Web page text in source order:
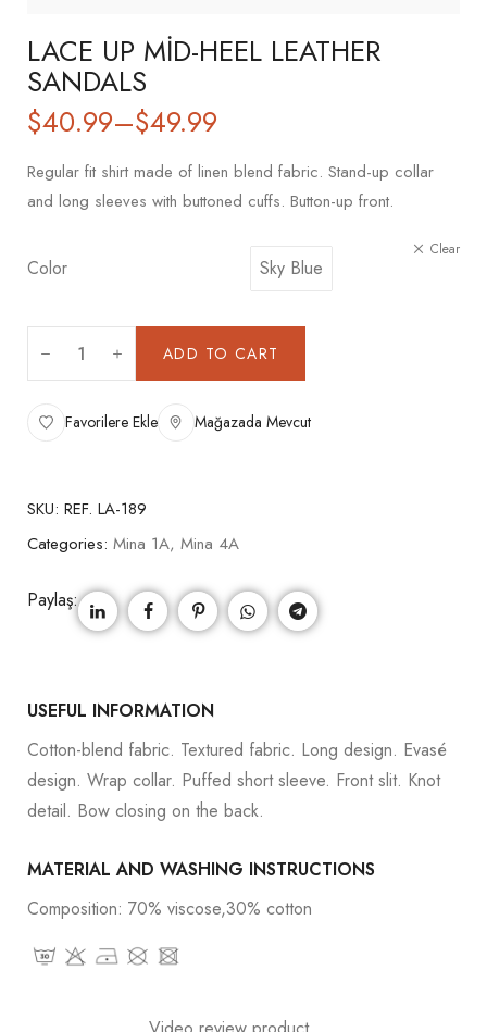
LACE UP MID-HEEL LEATHER
SANDALS
$40.99–$49.99
Regular fit shirt made of linen blend fabric. Stand-up collar
and long sleeves with buttoned cuffs. Button-up front.
Color Sky Blue
Clear
ADD TO CART
Favorilere Ekle Mağazada Mevcut
SKU: REF. LA-189
Categories: Mina 1A, Mina 4A
Paylaş:
USEFUL INFORMATION
Cotton-blend fabric. Textured fabric. Long design. Evasé
design. Wrap collar. Puffed short sleeve. Front slit. Knot
detail. Bow closing on the back.
MATERIAL AND WASHING INSTRUCTIONS
Composition: 70% viscose,30% cotton